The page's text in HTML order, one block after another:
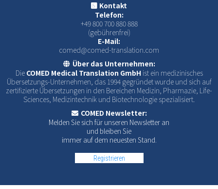
Kontakt
Telefon:
+49 800 700 880 888
(gebührenfrei)
E-Mail:
comed@comed-translation.com
Über das Unternehmen:
Die COMED Medical Translation GmbHist ein medizinisches
Übersetzungs-Unternehmen, das 1994 gegründet wurde und sich auf
zertifizierte Übersetzungen in den Bereichen Medizin, Pharmazie, Life-
Sciences, Medizintechnik und Biotechnologie spezialisiert.
COMED Newsletter:
Melden Sie sich für unseren Newsletter an
und bleiben Sie
immer auf dem neuesten Stand.
Registrieren